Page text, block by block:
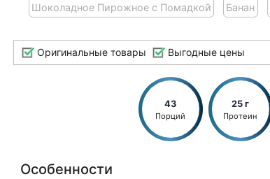
Шоколадное Пирожное с Помадкой Банан
Оригинальные товары Выгодные цены
43
Порций
25 г
Протеин
Особенности